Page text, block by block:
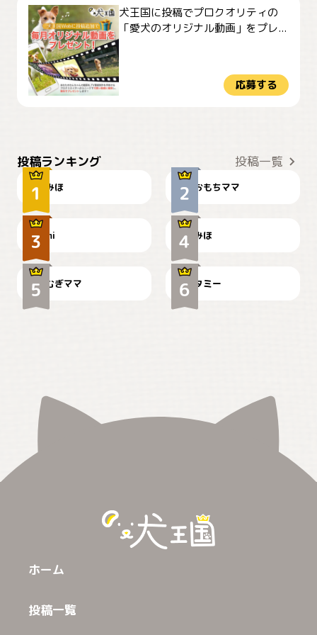
犬王国に投稿でプロクオリティの
「愛犬のオリジナル動画」をプレ...
応募する
投稿ランキング 投稿一覧
みほ おもちママ
可愛い？
mi
見てるぞぉ
みほ
🌻とむぎ！
むぎママ
ドーベルマンのお友達邸に
て
タミー
ホーム
投稿一覧